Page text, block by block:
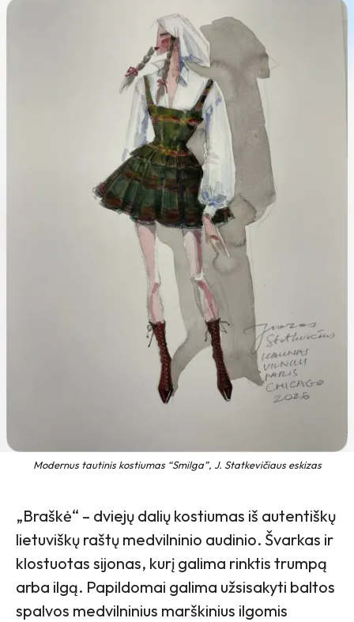
Modernus tautinis kostiumas “Smilga”, J. Statkevičiaus eskizas
„Braškė“ – dviejų dalių kostiumas iš autentiškų
lietuviškų raštų medvilninio audinio. Švarkas ir
klostuotas sijonas, kurį galima rinktis trumpą
arba ilgą. Papildomai galima užsisakyti baltos
spalvos medvilninius marškinius ilgomis